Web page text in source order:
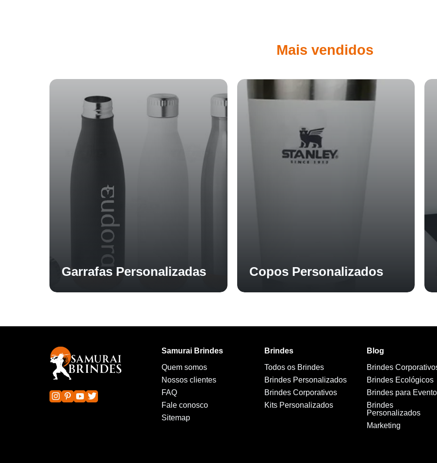
Mais vendidos
Garrafas Personalizadas Copos Personalizados
Samurai Brindes
Quem somos
Nossos clientes
FAQ
Fale conosco
Sitemap
Brindes
Todos os Brindes
Brindes Personalizados
Brindes Corporativos
Kits Personalizados
Blog
Brindes
Brindes Ecológicos
Brindes para
Brindes
Personalizados
Marketing